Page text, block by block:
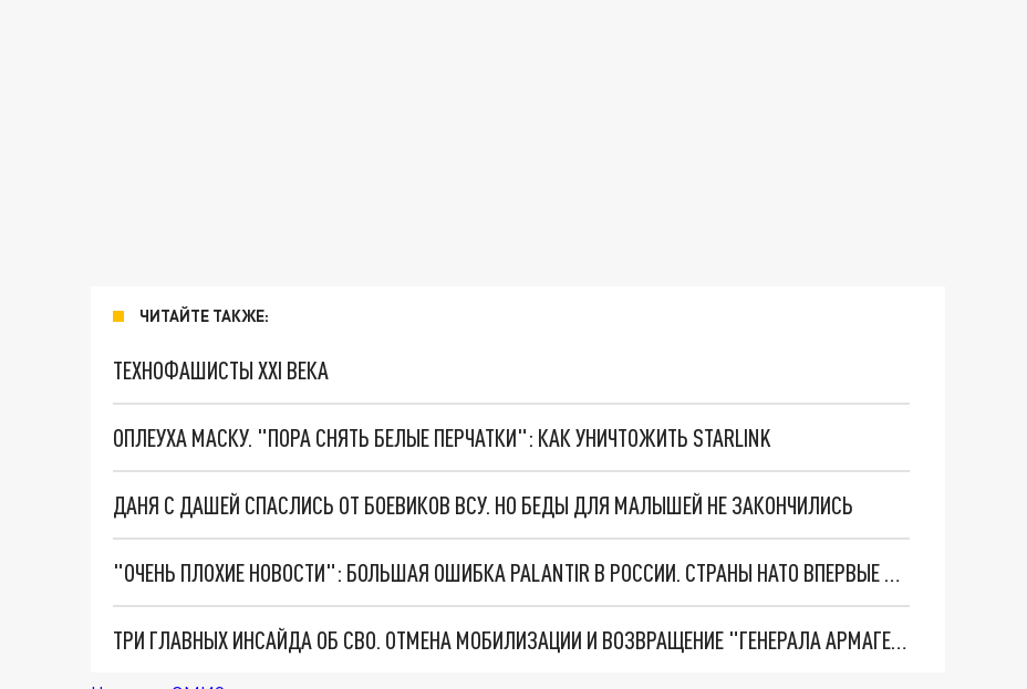
ЧИТАЙТЕ ТАКЖЕ:
ТЕХНОФАШИСТЫ XXI ВЕКА
ОПЛЕУХА МАСКУ. "ПОРА СНЯТЬ БЕЛЫЕ ПЕРЧАТКИ": КАК УНИЧТОЖИТЬ STARLINK
ДАНЯ С ДАШЕЙ СПАСЛИСЬ ОТ БОЕВИКОВ ВСУ. НО БЕДЫ ДЛЯ МАЛЫШЕЙ НЕ ЗАКОНЧИЛИСЬ
"ОЧЕНЬ ПЛОХИЕ НОВОСТИ": БОЛЬШАЯ ОШИБКА PALANTIR В РОССИИ. СТРАНЫ НАТО ВПЕРВЫЕ ЗА СВО ОСТАНОВИЛИ ПОСТАВКИ ОРУЖИЯ. ВСУ ТЕРЯЮТ ПРИГРАНИЧЬЕ?
ТРИ ГЛАВНЫХ ИНСАЙДА ОБ СВО. ОТМЕНА МОБИЛИЗАЦИИ И ВОЗВРАЩЕНИЕ "ГЕНЕРАЛА АРМАГЕДДОНА"? ОТЛИЧНЫЕ НОВОСТИ, КОТОРЫЕ ЖДАЛИ ВСЕ